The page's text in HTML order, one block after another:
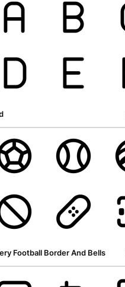
Football Border And Bells